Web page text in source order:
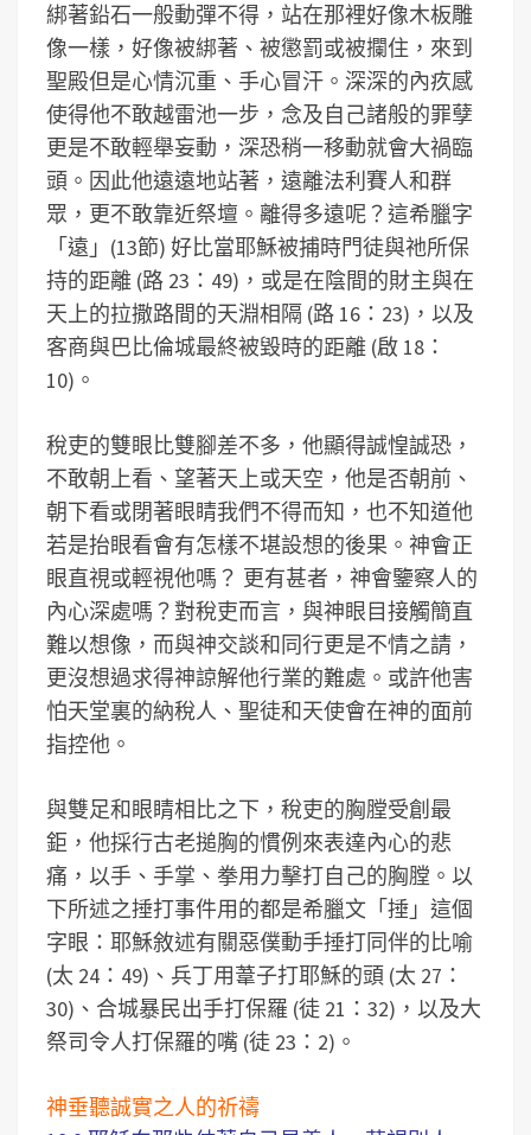
綁著鉛石一般動彈不得，站在那裡好像木板雕
像一樣，好像被綁著、被懲罰或被攔住，來到
聖殿但是心情沉重、手心冒汗。深深的內疚感
使得他不敢越雷池一步，念及自己諸般的罪孽
更是不敢輕舉妄動，深恐稍一移動就會大禍臨
頭。因此他遠遠地站著，遠離法利賽人和群
眾，更不敢靠近祭壇。離得多遠呢？這希臘字
「遠」(13節) 好比當耶穌被捕時門徒與祂所保
持的距離 (路 23：49)，或是在陰間的財主與在
天上的拉撒路間的天淵相隔 (路 16：23)，以及
客商與巴比倫城最終被毀時的距離 (啟 18：
10)。
稅吏的雙眼比雙腳差不多，他顯得誠惶誠恐，
不敢朝上看、望著天上或天空，他是否朝前、
朝下看或閉著眼睛我們不得而知，也不知道他
若是抬眼看會有怎樣不堪設想的後果。神會正
眼直視或輕視他嗎？ 更有甚者，神會鑒察人的
內心深處嗎？對稅吏而言，與神眼目接觸簡直
難以想像，而與神交談和同行更是不情之請，
更沒想過求得神諒解他行業的難處。或許他害
怕天堂裏的納稅人、聖徒和天使會在神的面前
指控他。
與雙足和眼睛相比之下，稅吏的胸膛受創最
鉅，他採行古老搥胸的慣例來表達內心的悲
痛，以手、手掌、拳用力擊打自己的胸膛。以
下所述之捶打事件用的都是希臘文「捶」這個
字眼：耶穌敘述有關惡僕動手捶打同伴的比喻
(太 24：49)、兵丁用葦子打耶穌的頭 (太 27：
30)、合城暴民出手打保羅 (徒 21：32)，以及大
祭司令人打保羅的嘴 (徒 23：2)。
神垂聽誠實之人的祈禱